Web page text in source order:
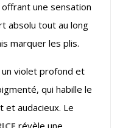
une sensation
absolu tout au long
marquer les plis.
un violet profond et
qui habille le
et audacieux. Le